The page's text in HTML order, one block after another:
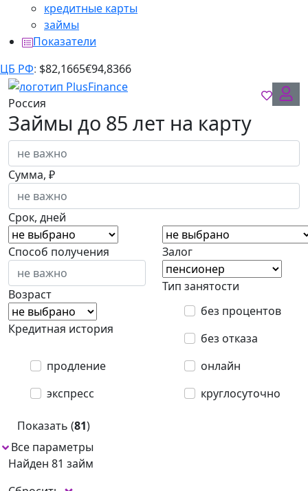
кредитные карты
займы
Показатели
ЦБ РФ: $82,1665€94,8366
Россия
Займы до 85 лет на карту
Сумма, ₽
Срок, дней
Способ получения Залог
Возраст
Тип занятости
Кредитная история
без процентов
без отказа
продление
экспресс
онлайн
круглосуточно
Показать (81)
Все параметры
Найден 81 займ